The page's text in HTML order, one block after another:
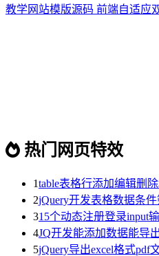
教学网站模版源码 前端自适应
热门网页特效
1table表格行添加编辑删
2jQuery开发表格数据条
315个动态注册登录input
4JQ开发能添加数据能导
5jQuery导出excel格式pdf